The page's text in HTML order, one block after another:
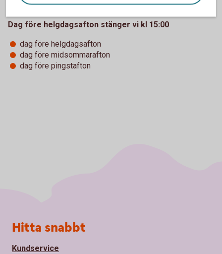
dag före alla helgons dag
Dag före helgdagsafton stänger vi kl 15:00
dag före helgdagsafton
dag före midsommarafton
dag före pingstafton
Sidfot
Hitta snabbt
Kundservice